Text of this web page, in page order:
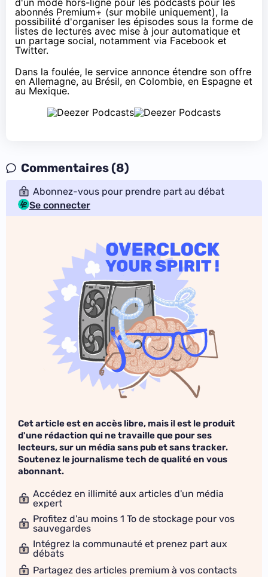
d'un mode hors-ligne pour les podcasts pour les
abonnés Premium+ (sur mobile uniquement), la
possibilité d'organiser les épisodes sous la forme de
listes de lectures avec mise à jour automatique et
un partage social, notamment via Facebook et
Twitter.
Dans la foulée, le service annonce étendre son offre
en Allemagne, au Brésil, en Colombie, en Espagne et
au Mexique.
Commentaires (8)
Abonnez-vous pour prendre part au débat
Se connecter
Cet article est en accès libre, mais il est le produit
d'une rédaction qui ne travaille que pour ses
lecteurs, sur un média sans pub et sans tracker.
Soutenez le journalisme tech de qualité en vous
abonnant.
Accédez en illimité aux articles d'un média
expert
Profitez d'au moins 1 To de stockage pour vos
sauvegardes
Intégrez la communauté et prenez part aux
débats
Partagez des articles premium à vos contacts